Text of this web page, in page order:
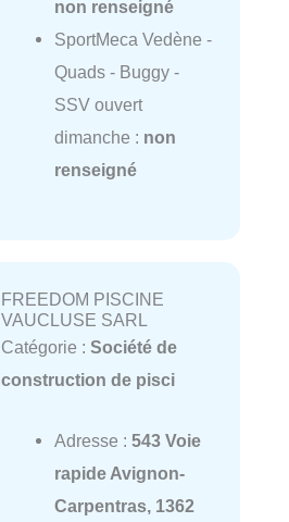
non renseigné
SportMeca Vedène -
Quads - Buggy -
SSV ouvert
dimanche : non
renseigné
FREEDOM PISCINE
VAUCLUSE SARL
Catégorie : Société de
construction de pisci
Adresse : 543 Voie
rapide Avignon-
Carpentras, 1362